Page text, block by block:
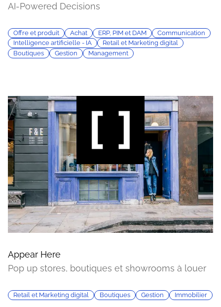
AI-Powered Decisions
Offre et produit Achat ERP, PIM et DAM
Communication
Intelligence artificielle - IA
Retail et Marketing digital
Boutiques
Gestion Management
Appear Here
Pop up stores, boutiques et showrooms à louer
Retail et Marketing digital Boutiques Gestion Immobilier